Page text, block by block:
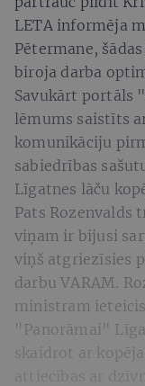
LETA informēja
Pētermane,
biroja darba
Savukārt portāls
lēmums saistīts
komunikāciju
sabiedrības
Līgatnes lāču
Pats Rozenvalds
viņam ir bijusi
viņš atgriezīsies
darbu VARAM.
ministram
"Panorāmai"
skaidrot ar
attiecības ar